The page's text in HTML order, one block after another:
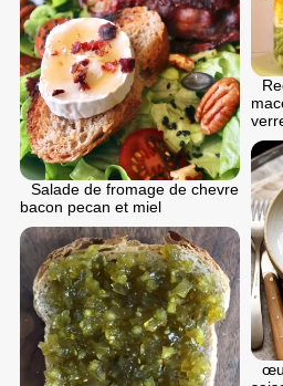
Salade de fromage de chevre
bacon pecan et miel